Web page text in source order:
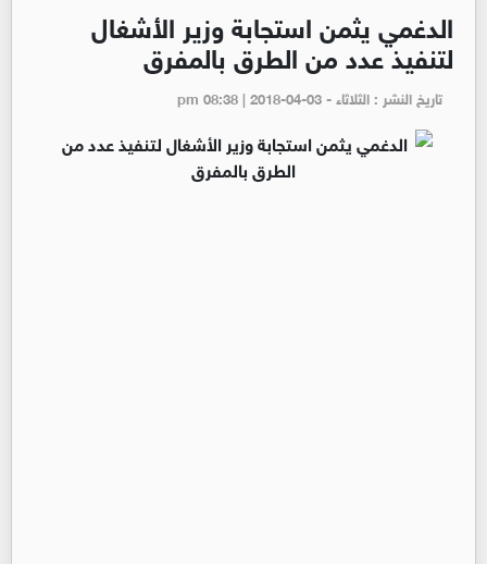
الدغمي يثمن استجابة وزير الأشغال
لتنفيذ عدد من الطرق بالمفرق
تاريخ النشر : الثلاثاء - pm 08:38 | 2018-04-03